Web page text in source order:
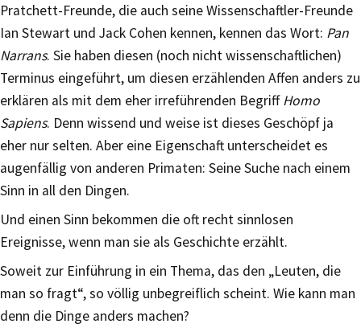
Pratchett-Freunde, die auch seine Wissenschaftler-Freunde
Ian Stewart und Jack Cohen kennen, kennen das Wort: Pan
Narrans. Sie haben diesen (noch nicht wissenschaftlichen)
Terminus eingeführt, um diesen erzählenden Affen anders zu
erklären als mit dem eher irreführenden BegriffHomo
Sapiens. Denn wissend und weise ist dieses Geschöpf ja
eher nur selten. Aber eine Eigenschaft unterscheidet es
augenfällig von anderen Primaten: Seine Suche nach einem
Sinn in all den Dingen.
Und einen Sinn bekommen die oft recht sinnlosen
Ereignisse, wenn man sie als Geschichte erzählt.
Soweit zur Einführung in ein Thema, das den „Leuten, die
man so fragt“, so völlig unbegreiflich scheint. Wie kann man
denn die Dinge anders machen?